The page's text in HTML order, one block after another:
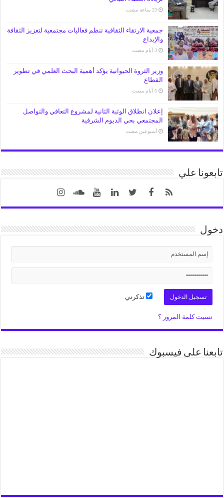
‏23 ساعة مضت
جمعية الارتقاء الثقافية تنظم فعاليات مجتمعية لتعزيز الثقافة
والإبداع
‏3 أيام مضت
وزير الثروة الحيوانية يؤكد أهمية البحث العلمي في تطوير
القطاع
‏5 أيام مضت
إعلان انطلاق الوثبة الثانية لمشروع التعافي والتواصل
المجتمعي بحي الديوم الشرقية
‏أسبوعين مضت
تابعونا علي
دخول
تذكرني
نسيت كلمة المرور ؟
تابعنا على فيسبوك